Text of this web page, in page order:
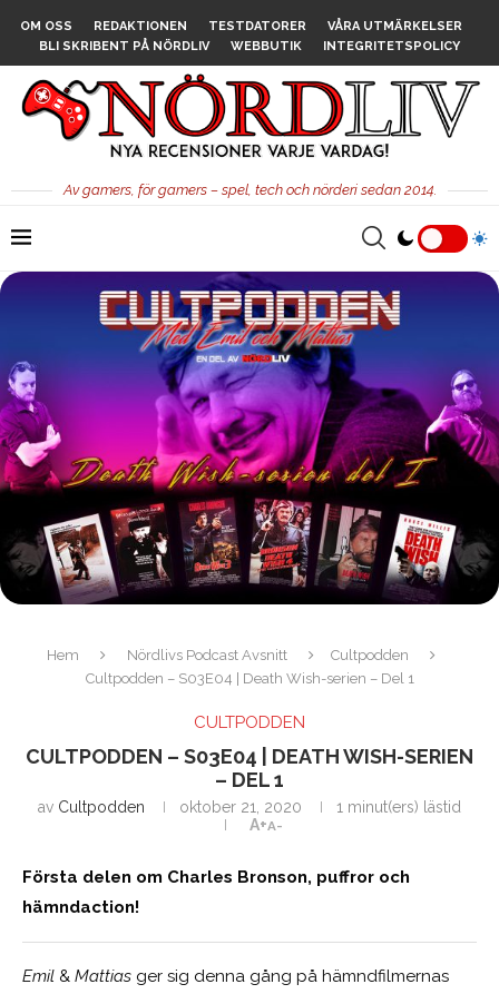
OM OSS REDAKTIONEN TESTDATORER
VÅRA UTMÄRKELSER
BLI SKRIBENT PÅ NÖRDLIV
WEBBUTIK INTEGRITETSPOLICY
Av gamers, för gamers – spel, tech och nörderi sedan 2014.
Hem Nördlivs Podcast Avsnitt
Cultpodden
Cultpodden – S03E04 | Death Wish-serien – Del 1
CULTPODDEN
CULTPODDEN – S03E04 | DEATH WISH-SERIEN
– DEL 1
av Cultpodden oktober 21, 2020
1 minut(ers) lästid
A+A-
Första delen om Charles Bronson, puffror och
hämndaction!
Emil & Mattias ger sig denna gång på hämndfilmernas